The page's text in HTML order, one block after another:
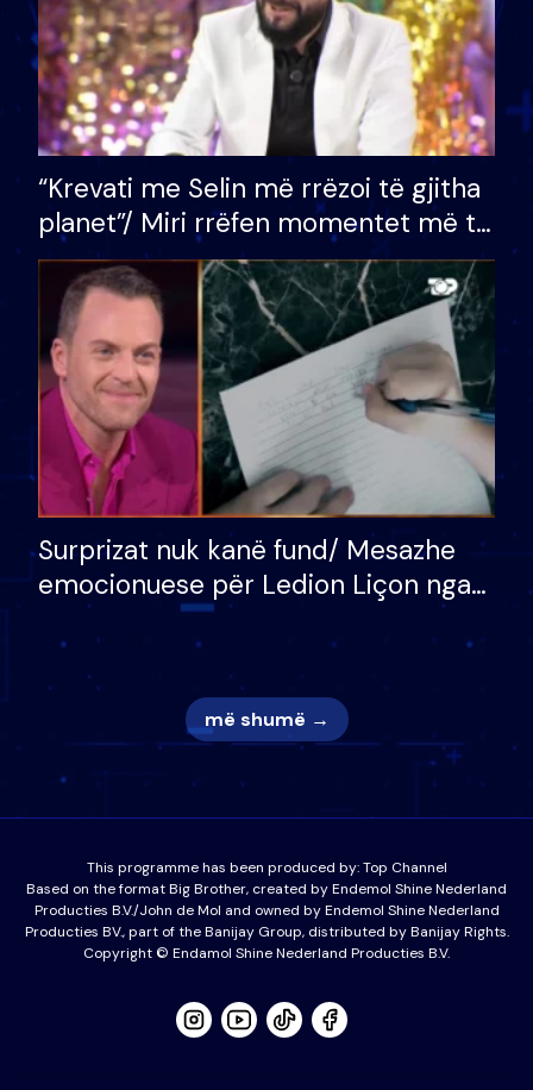
“Krevati me Selin më rrëzoi të gjitha
planet”/ Miri rrëfen momentet më të
bukura në shtëpinë e BB VIP: Do më
mungojë zilja e mëngjesit kur…
Surprizat nuk kanë fund/ Mesazhe
emocionuese për Ledion Liçon nga
nëna dhe fëmijët e tij, moderatori
nuk i mban dot lotët: Nuk meritoj…
më shumë →
This programme has been produced by:Top Channel
Based on the format Big Brother, created by Endemol Shine Nederland
Producties B.V./John de Mol and owned by Endemol Shine Nederland
Producties BV., part of the Banijay Group, distributed by Banijay Rights.
Copyright © Endamol Shine Nederland Producties B.V.